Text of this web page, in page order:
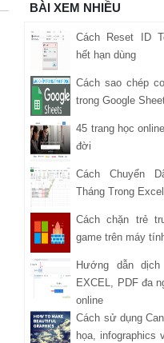
BÀI XEM NHIỀU
Cách Reset ID
hết hạn dùng
Cách sao chép
trong Google
45 trang học
đời
Cách Chuyển
Tháng Trong Excel
Cách chặn trẻ
game trên máy
Hướng dẫn
EXCEL, PDF đa
online
Cách sử dụng
họa, infographics